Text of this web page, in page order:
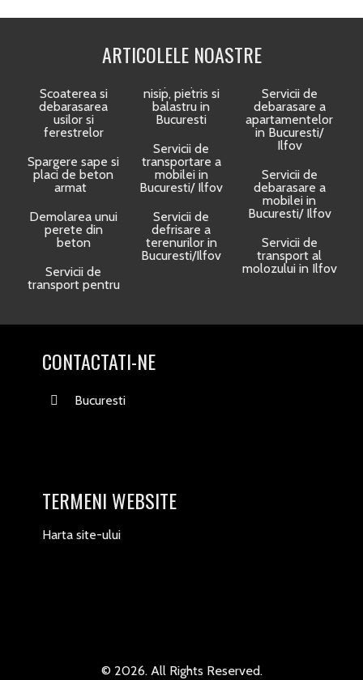
ARTICOLELE NOASTRE
Scoaterea si
debarasarea
usilor si
ferestrelor
Spargere sape si
placi de beton
armat
Demolarea unui
perete din
beton
Servicii de
transport pentru
nisip, pietris si
balastru in
Bucuresti
Servicii de
transportare a
mobilei in
Bucuresti/ Ilfov
Servicii de
defrisare a
terenurilor in
Bucuresti/Ilfov
Servicii de
debarasare a
apartamentelor
in Bucuresti/
Ilfov
Servicii de
debarasare a
mobilei in
Bucuresti/ Ilfov
Servicii de
transport al
molozului in Ilfov
CONTACTATI-NE
Bucuresti
TERMENI WEBSITE
Harta site-ului
© 2026. All Rights Reserved.